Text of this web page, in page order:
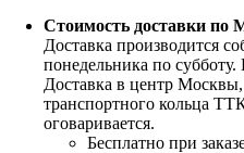
Стоимость доставки
Доставка производится
понедельника по
Доставка в центр Москвы,
транспортного кольца
оговаривается.
Бесплатно при